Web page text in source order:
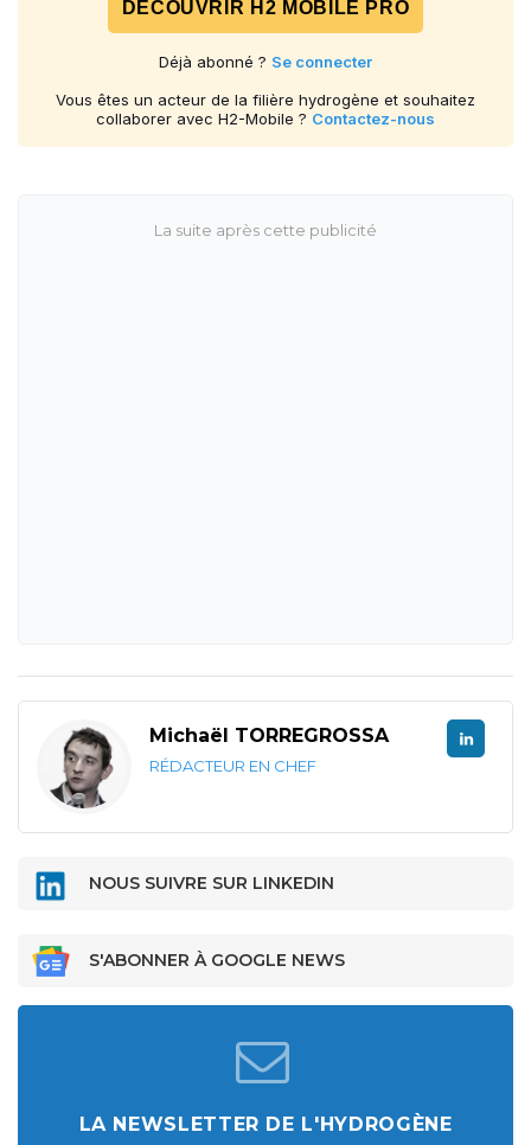
DÉCOUVRIR H2 MOBILE PRO
Déjà abonné ? Se connecter
Vous êtes un acteur de la filière hydrogène et souhaitez
collaborer avec H2-Mobile ? Contactez-nous
Michaël TORREGROSSA
RÉDACTEUR EN CHEF
NOUS SUIVRE SUR LINKEDIN
S'ABONNER À GOOGLE NEWS
LA NEWSLETTER DE L'HYDROGÈNE